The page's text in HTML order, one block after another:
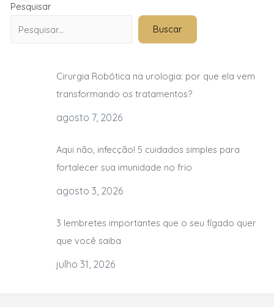
Pesquisar
Buscar
Cirurgia Robótica na urologia: por que ela vem
transformando os tratamentos?
agosto 7, 2026
Aqui não, infecção! 5 cuidados simples para
fortalecer sua imunidade no frio
agosto 3, 2026
3 lembretes importantes que o seu fígado quer
que você saiba
julho 31, 2026